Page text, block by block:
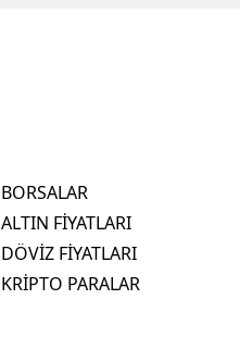
BORSALAR
ALTIN FİYATLARI
DÖVİZ FİYATLARI
KRİPTO PARALAR